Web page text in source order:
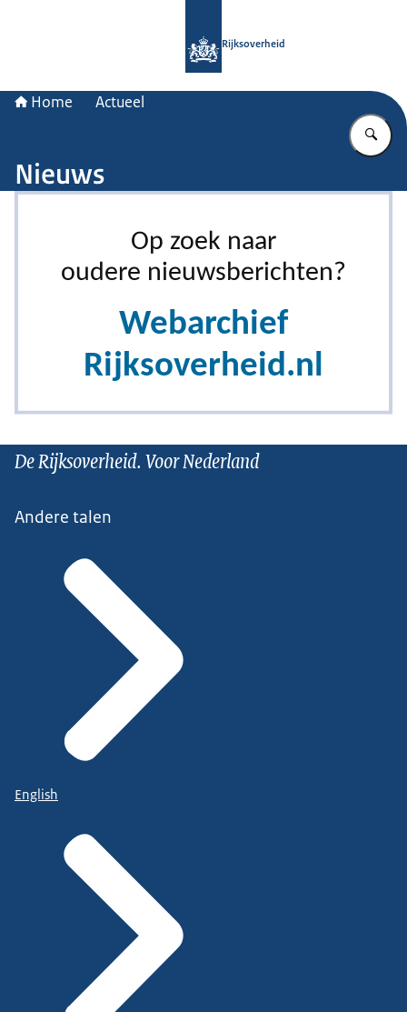
Rijksoverheid
Home Actueel
Nieuws
De Rijksoverheid. Voor Nederland
Andere talen
English